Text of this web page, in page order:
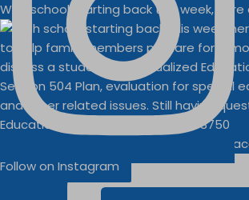
With school starting back this week, here
Buddy Walk vendor
Follow on Instagram